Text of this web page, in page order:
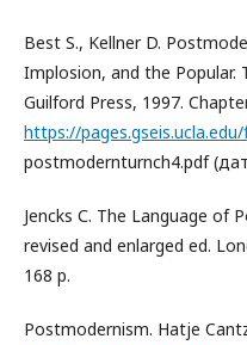
Best S., Kellner D.
Implosion, and the Popular.
Guilford Press, 1997.
https://
postmodernturnch4.pdf
Jencks С. The Language of
revised and enlarged ed.
168 р.
Postmodernism. Hatje